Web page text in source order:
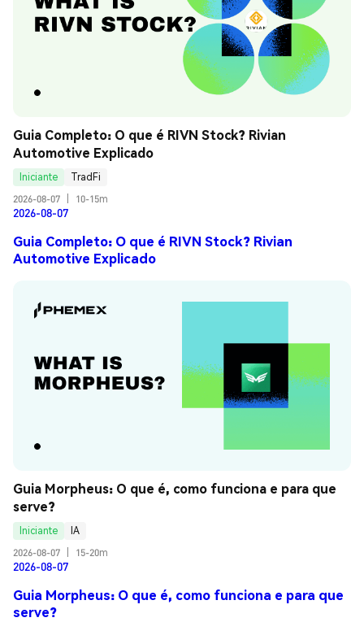
Guia Completo: O que é RIVN Stock? Rivian
Automotive Explicado
Iniciante
TradFi
2026-08-07
10-15m
2026-08-07
Guia Completo: O que é RIVN Stock? Rivian
Automotive Explicado
Guia Morpheus: O que é, como funciona e para que
serve?
Iniciante
IA
2026-08-07
15-20m
2026-08-07
Guia Morpheus: O que é, como funciona e para que
serve?